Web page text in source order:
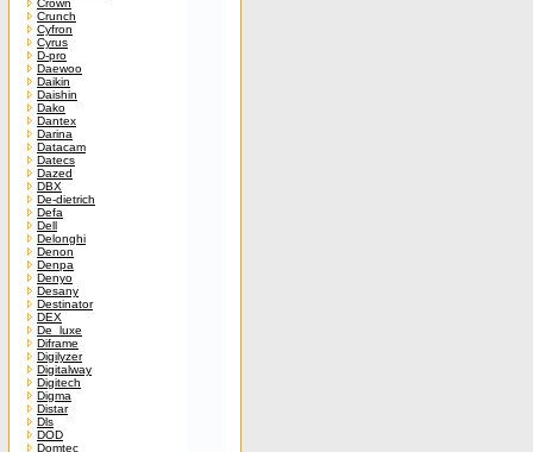
Crown
Crunch
Cyfron
Cyrus
D-pro
Daewoo
Daikin
Daishin
Dako
Dantex
Darina
Datacam
Datecs
Dazed
DBX
De-dietrich
Defa
Dell
Delonghi
Denon
Denpa
Denyo
Desany
Destinator
DEX
De_luxe
Diframe
Digilyzer
Digitalway
Digitech
Digma
Distar
Dls
DOD
Domtec